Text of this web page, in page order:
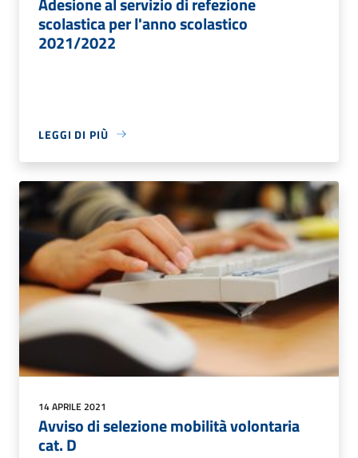
scolastica per l'anno scolastico
2021/2022
LEGGI DI PIÙ
14 APRILE 2021
Avviso di selezione mobilità volontaria
cat. D